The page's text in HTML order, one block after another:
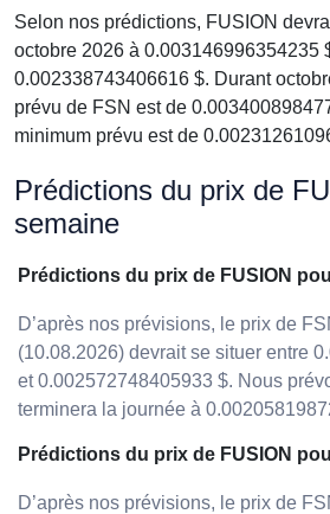
Selon nos prédictions, FUSION
octobre 2026 à 0.003146996354235
0.002338743406616 $. Durant
prévu de FSN est de
minimum prévu est de
Prédictions du prix de
semaine
Prédictions du prix de FUSION
D’après nos prévisions, le prix de
(10.08.2026) devrait se situer entre
et 0.002572748405933 $. Nous
terminera la journée à
Prédictions du prix de FUSION
D’après nos prévisions, le prix de